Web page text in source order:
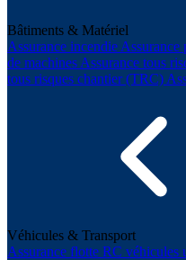
Bâtiments & Matériel
Assurance incendie Assurance
de machines Assurance tous
tous risques chantier (TRC)
Véhicules & Transport
Assurance flotte RC véhicules